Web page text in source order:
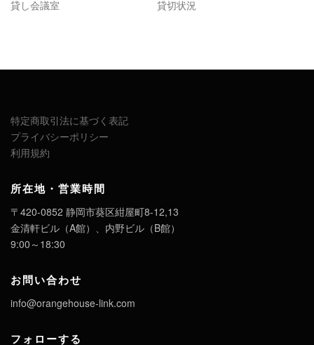
貸し会議室
貸切状況
特定商取引法に基づく表記
プライバシーポリシー
利用規約
所在地・営業時間
〒420-0852 静岡市葵区紺屋町8-12,13
金清軒ビル（A館）、内野ビル（B館）
9:00～18:30
お問い合わせ
info@orangehouse-link.com
フォローする